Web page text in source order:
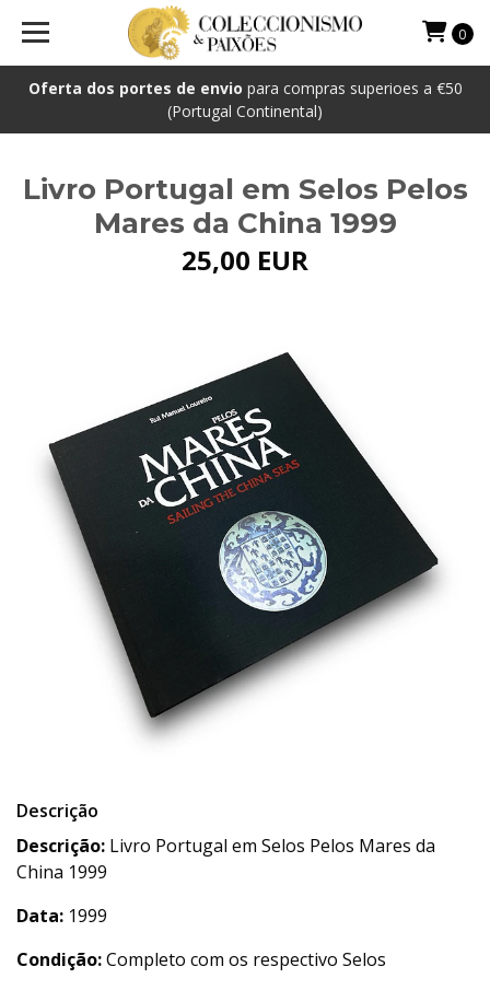
Oferta dos portes de envio para compras superioes a €50
(Portugal Continental)
0
Livro Portugal em Selos Pelos
Mares da China 1999
25,00 EUR
Descrição
Descrição: Livro Portugal em Selos Pelos Mares da
China 1999
Data: 1999
Condição:Completo com os respectivo Selos